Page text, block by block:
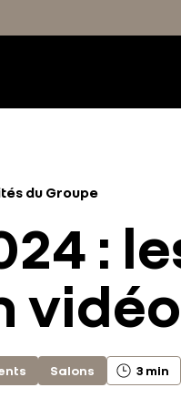
du Groupe
:
Salons 3 min